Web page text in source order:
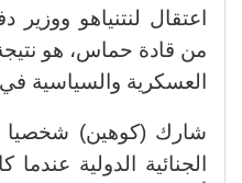
اعتقال لنتنياهو ووزير
من قادة حماس، هو
العسكرية والسياسية
شارك (كوهين) شخصيا
الجنائية الدولية